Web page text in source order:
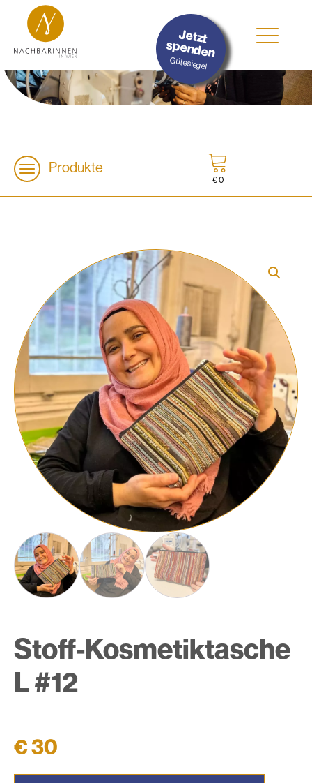
Jetzt
spenden
Gütesiegel
#Nachhaltig
#Sozial
#Lokal
Produkte
€0
Stoff-Kosmetiktasche
L #12
€30